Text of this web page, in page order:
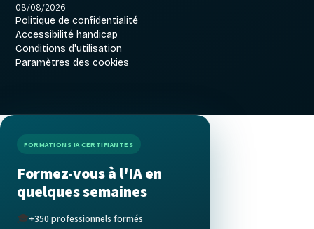
08/08/2026
Politique de confidentialité
Accessibilité handicap
Conditions d'utilisation
Paramètres des cookies
FORMATIONS IA CERTIFIANTES
Formez-vous à l'IA en
quelques semaines
🎓+350 professionnels formés